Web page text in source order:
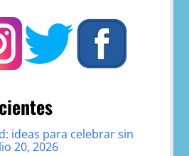
ideas para celebrar sin
20, 2026